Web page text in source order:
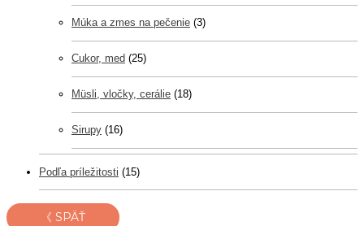
Múka a zmes na pečenie (3)
Cukor, med (25)
Müsli, vločky, cerálie (18)
Sirupy (16)
Podľa príležitosti (15)
《 SPÄŤ